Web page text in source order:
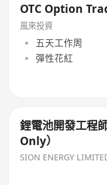
OTC Option
風來投資
五天工作周
彈性花紅
鋰電池開發工程
Only）
SION ENERGY